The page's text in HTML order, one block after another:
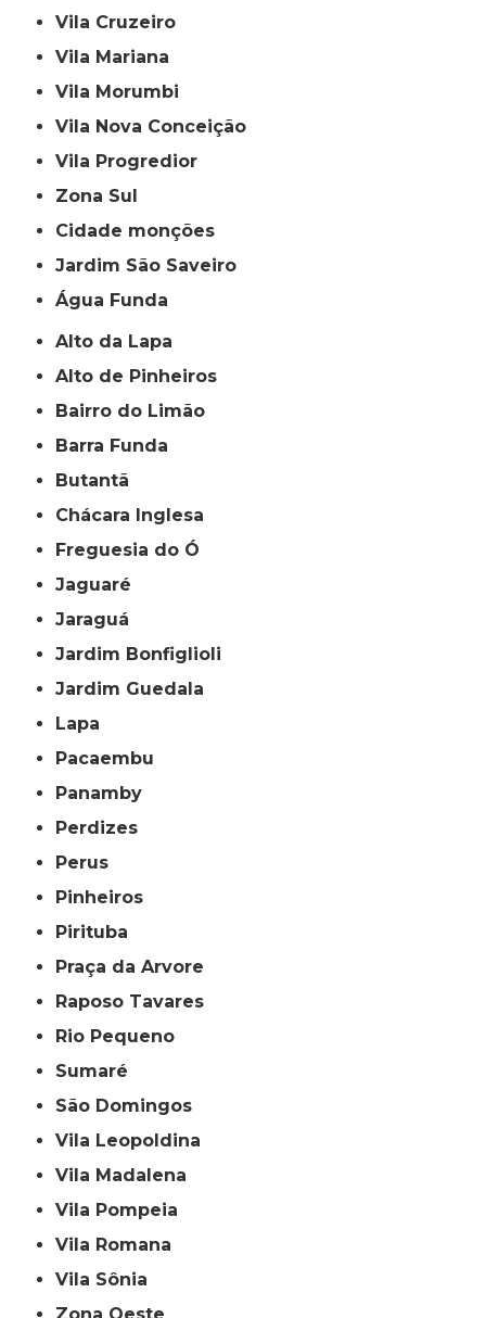
Vila Cruzeiro
Vila Mariana
Vila Morumbi
Vila Nova Conceição
Vila Progredior
Zona Sul
cidade monções
jardim São Saveiro
Água Funda
Alto da Lapa
Alto de Pinheiros
Bairro do Limão
Barra Funda
Butantã
Chácara Inglesa
Freguesia do Ó
Jaguaré
Jaraguá
Jardim Bonfiglioli
Jardim Guedala
Lapa
Pacaembu
Panamby
Perdizes
Perus
Pinheiros
Pirituba
Praça da Arvore
Raposo Tavares
Rio Pequeno
Sumaré
São Domingos
Vila Leopoldina
Vila Madalena
Vila Pompeia
Vila Romana
Vila Sônia